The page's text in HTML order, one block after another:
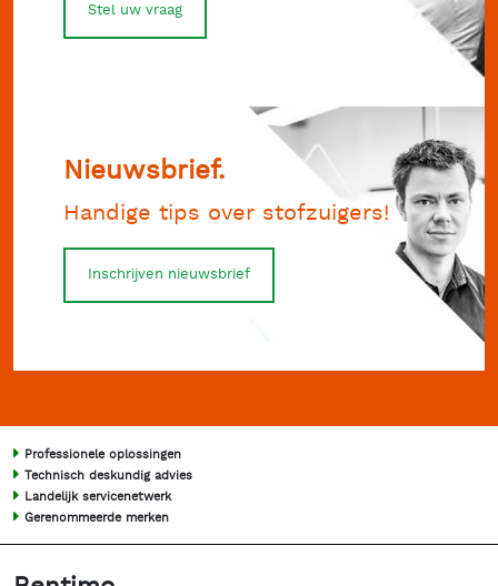
Stel uw vraag
Nieuwsbrief.
Handige tips over stofzuigers!
Inschrijven nieuwsbrief
Professionele oplossingen
Technisch deskundig advies
Landelijk servicenetwerk
Gerenommeerde merken